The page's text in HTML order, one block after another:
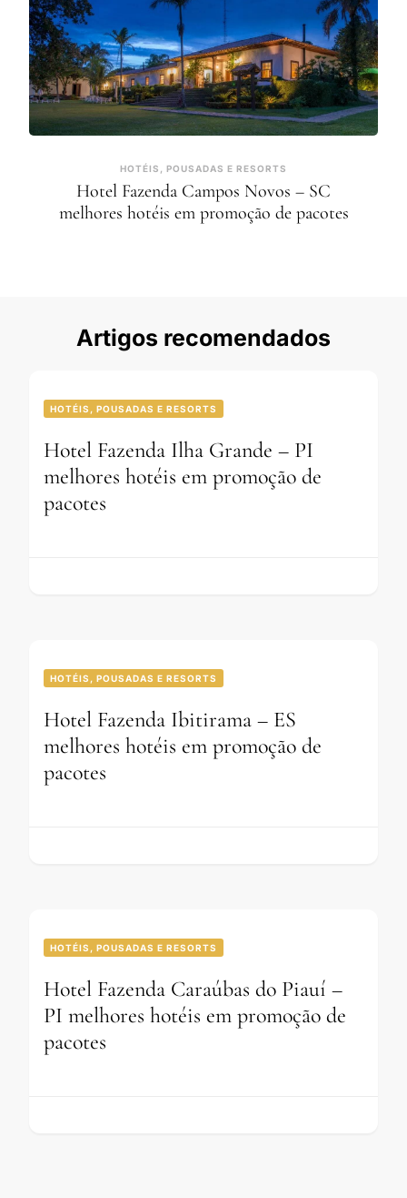
HOTÉIS, POUSADAS E RESORTS
Hotel Fazenda Campos Novos – SC
melhores hotéis em promoção de pacotes
Artigos recomendados
HOTÉIS, POUSADAS E RESORTS
Hotel Fazenda Ilha Grande – PI
melhores hotéis em promoção de
pacotes
HOTÉIS, POUSADAS E RESORTS
Hotel Fazenda Ibitirama – ES
melhores hotéis em promoção de
pacotes
HOTÉIS, POUSADAS E RESORTS
Hotel Fazenda Caraúbas do Piauí –
PI melhores hotéis em promoção de
pacotes